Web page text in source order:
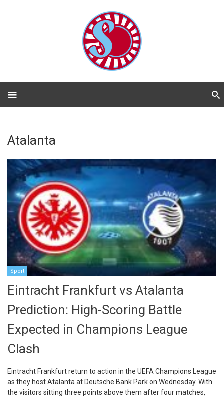
Atalanta
Sport
Eintracht Frankfurt vs Atalanta
Prediction: High-Scoring Battle
Expected in Champions League
Clash
Eintracht Frankfurt return to action in the UEFA Champions League
as they host Atalanta at Deutsche Bank Park on Wednesday. With
the visitors sitting three points above them after four matches,